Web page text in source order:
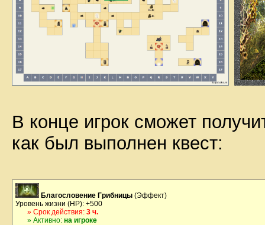
В конце игрок сможет
как был выполнен квест:
Благословение Грибницы (Эффект)
Уровень жизни (НР): +500
» Срок действия: 3 ч.
» Активно: на игроке